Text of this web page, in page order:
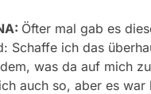
Öfter mal gab es
Schaffe ich das
was da auf mich
auch so, aber es